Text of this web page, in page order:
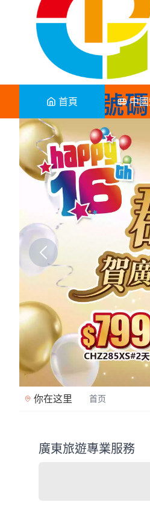
首頁 中
你在这里 首页
廣東旅遊專業服務
廣東旅遊是香港專業旅